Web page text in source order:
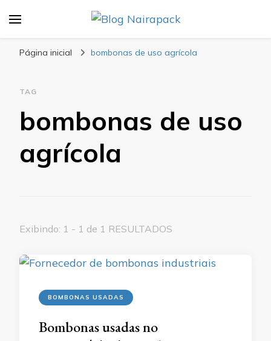
Página inicial bombonas de uso agrícola
TAG
bombonas de uso
agrícola
Exibindo: 1 - 1 de 1 RESULTADOS
BOMBONAS USADAS
Bombonas usadas no